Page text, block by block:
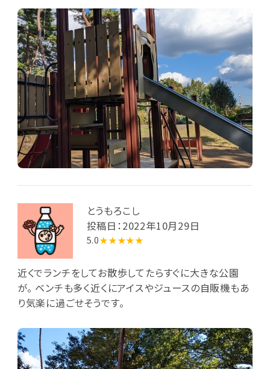
とうもろこし
投稿日：2022年10月29日
5.0★★★★★
近くでランチをしてお散歩してたらすぐに大きな公園
が。 ベンチも多く近くにアイスやジュースの自販機もあ
り気楽に過ごせそうです。